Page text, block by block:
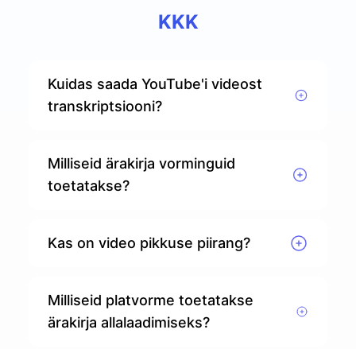
KKK
Kuidas saada YouTube'i videost
transkriptsiooni?
Milliseid ärakirja vorminguid
toetatakse?
Kas on video pikkuse piirang?
Milliseid platvorme toetatakse
ärakirja allalaadimiseks?